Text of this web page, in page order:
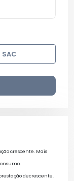
SAC
crescente. Mais
decrescente.